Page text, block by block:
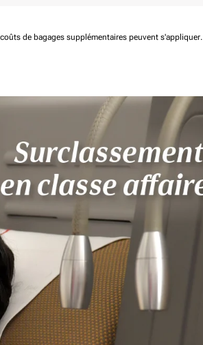
de bagages supplémentaires peuvent s'appliquer.